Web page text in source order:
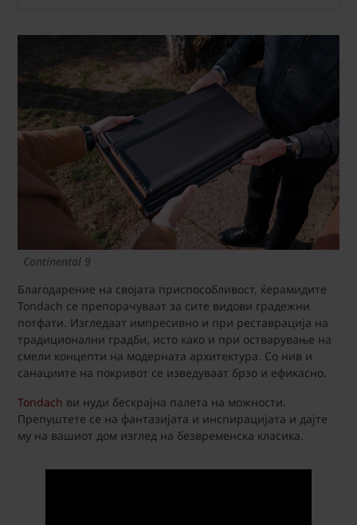
Continental 9
Благодарение на својата приспособливост, ќерамидите
Tondach се препорачуваат за сите видови градежни
потфати. Изгледаат импресивно и при реставрација на
традиционални градби, исто како и при остварување на
смели концепти на модерната архитектура. Со нив и
санациите на покривот се изведуваат брзо и ефикасно.
Tondach ви нуди бескрајна палета на можности.
Препуштете се на фантазијата и инспирацијата и дајте
му на вашиот дом изглед на безвременска класика.